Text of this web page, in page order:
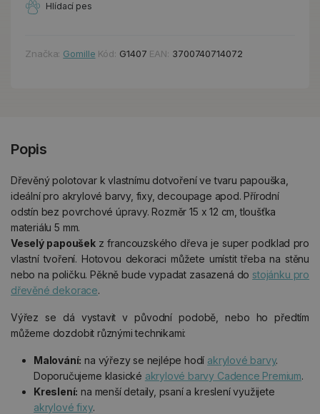
Hlídací pes
Značka: Gomille Kód: G1407 EAN: 3700740714072
Popis
Dřevěný polotovar k vlastnímu dotvoření ve tvaru papouška,
ideální pro akrylové barvy, fixy, decoupage apod. Přírodní
odstín bez povrchové úpravy. Rozměr 15 x 12 cm, tloušťka
materiálu 5 mm.
Veselý papoušekz francouzského dřeva je super podklad pro
vlastní tvoření. Hotovou dekoraci můžete umístit třeba na stěnu
nebo na poličku. Pěkně bude vypadat zasazená do stojánku pro
dřevěné dekorace.
Výřez se dá vystavit v původní podobě, nebo ho předtím
můžeme dozdobit různými technikami:
Malování: na výřezy se nejlépe hodí akrylové barvy.
Doporučujeme klasické akrylové barvy Cadence Premium.
Kreslení: na menší detaily, psaní a kreslení využijete
akrylové fixy.